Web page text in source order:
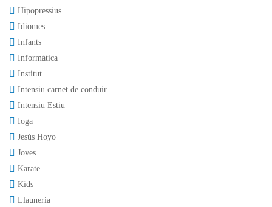
Hipopressius
Idiomes
Infants
Informàtica
Institut
Intensiu carnet de conduir
Intensiu Estiu
Ioga
Jesús Hoyo
Joves
Karate
Kids
Llauneria